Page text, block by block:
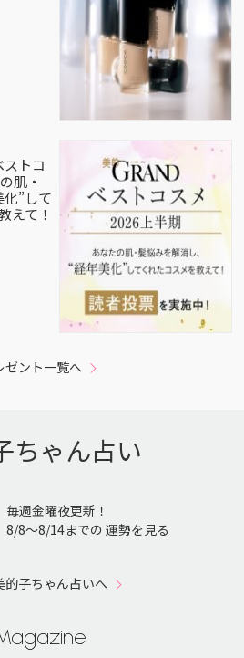
トコ
肌・
”して
えて！
ゼント一覧へ
ちゃん占い
毎週金曜夜更新！
8/8〜8/14までの 運勢を見る
的子ちゃん占いへ